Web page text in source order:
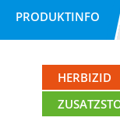
PRODUKTINFO
HERBIZID